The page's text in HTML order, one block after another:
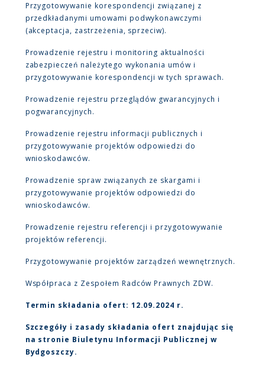
Przygotowywanie korespondencji związanej z
przedkładanymi umowami podwykonawczymi
(akceptacja, zastrzeżenia, sprzeciw).
Prowadzenie rejestru i monitoring aktualności
zabezpieczeń należytego wykonania umów i
przygotowywanie korespondencji w tych sprawach.
Prowadzenie rejestru przeglądów gwarancyjnych i
pogwarancyjnych.
Prowadzenie rejestru informacji publicznych i
przygotowywanie projektów odpowiedzi do
wnioskodawców.
Prowadzenie spraw związanych ze skargami i
przygotowywanie projektów odpowiedzi do
wnioskodawców.
Prowadzenie rejestru referencji i przygotowywanie
projektów referencji.
Przygotowywanie projektów zarządzeń wewnętrznych.
Współpraca z Zespołem Radców Prawnych ZDW.
Termin składania ofert: 12.09.2024 r.
Szczegóły i zasady składania ofert znajdując się
na stronie Biuletynu Informacji Publicznej w
Bydgoszczy.